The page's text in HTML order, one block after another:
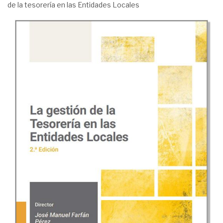
de la tesorería en las Entidades Locales